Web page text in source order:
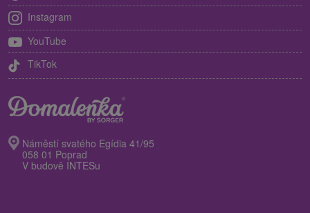
Instagram
YouTube
TikTok
Náměstí svatého Egídia 41/95
058 01 Poprad
V budově INTESu